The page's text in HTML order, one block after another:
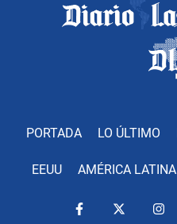
PORTADA LO ÚLTIMO
EEUU AMÉRICA LATINA